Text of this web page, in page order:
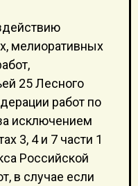
мелиоративных
25 Лесного
работ по
исключением
3, 4 и 7 части 1
Российской
в случае если